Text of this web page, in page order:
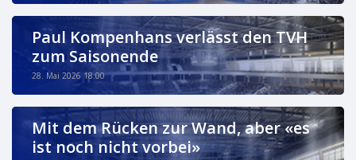
Paul Kompenhans verlässt den TVH
zum Saisonende
28. Mai 2026 18:00
Mit dem Rücken zur Wand, aber «es
ist noch nicht vorbei»